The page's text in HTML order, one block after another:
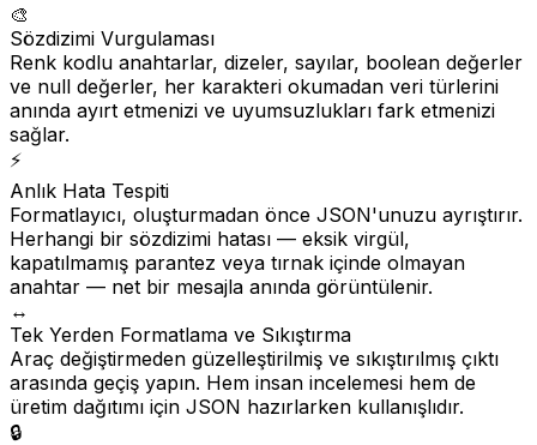
🎨
Sözdizimi Vurgulaması
Renk kodlu anahtarlar, dizeler, sayılar, boolean değerler
ve null değerler, her karakteri okumadan veri türlerini
anında ayırt etmenizi ve uyumsuzlukları fark etmenizi
sağlar.
⚡
Anlık Hata Tespiti
Formatlayıcı, oluşturmadan önce JSON'unuzu ayrıştırır.
Herhangi bir sözdizimi hatası — eksik virgül,
kapatılmamış parantez veya tırnak içinde olmayan
anahtar — net bir mesajla anında görüntülenir.
↔️
Tek Yerden Formatlama ve Sıkıştırma
Araç değiştirmeden güzelleştirilmiş ve sıkıştırılmış çıktı
arasında geçiş yapın. Hem insan incelemesi hem de
üretim dağıtımı için JSON hazırlarken kullanışlıdır.
🔒